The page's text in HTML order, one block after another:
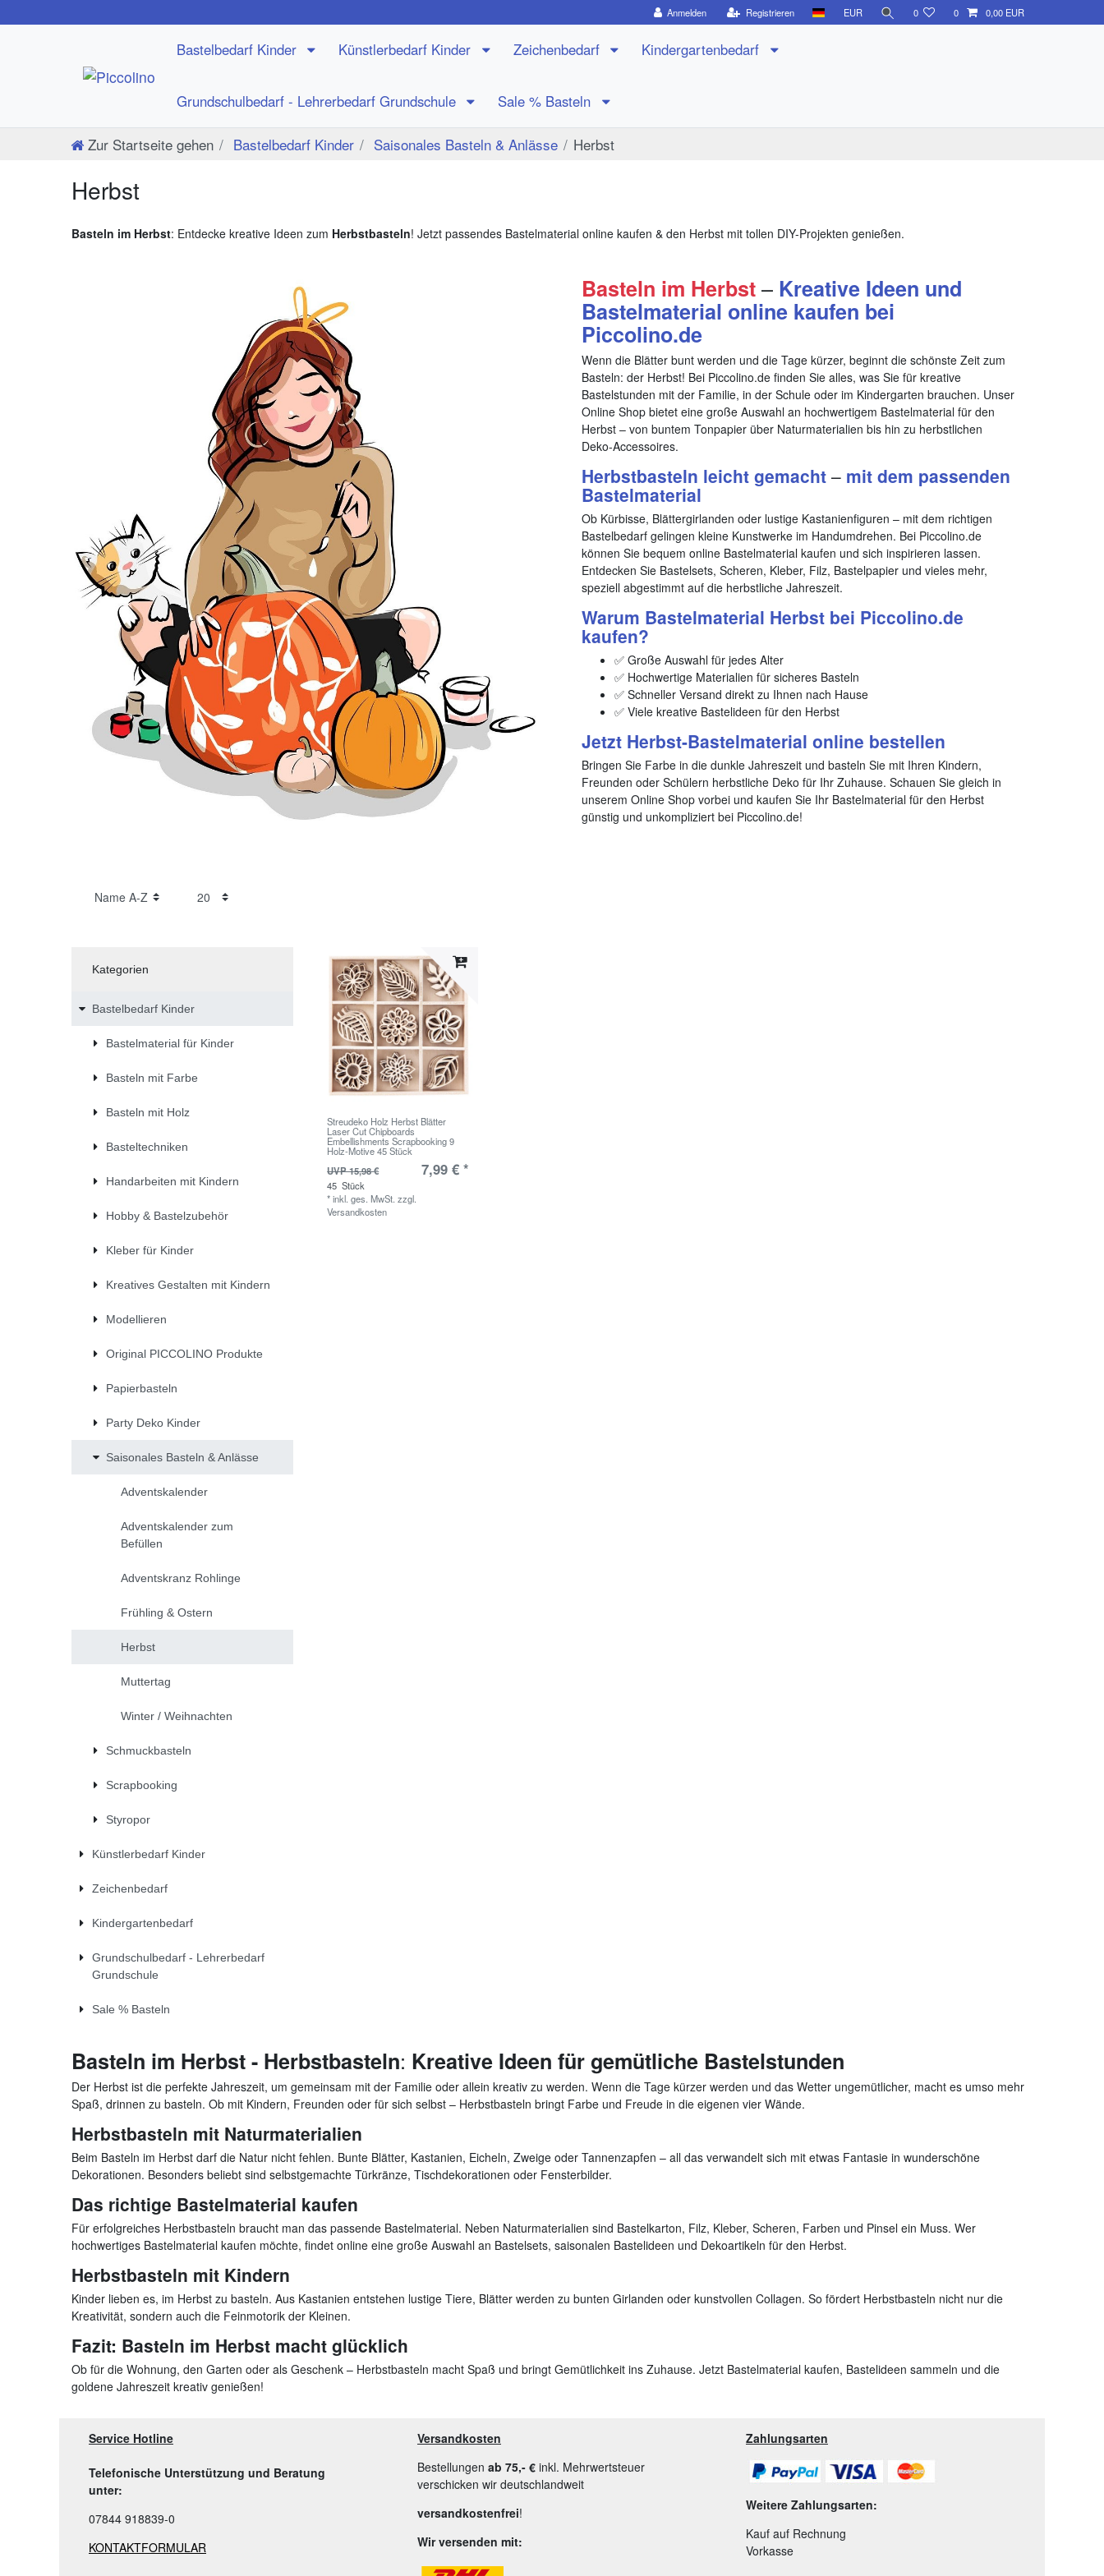
Anmelden Registrieren EUR 0 0 0,00 EUR
Bastelbedarf Kinder Künstlerbedarf Kinder Zeichenbedarf Kindergartenbedarf
Grundschulbedarf - Lehrerbedarf Grundschule Sale % Basteln
Zur Startseite gehen Bastelbedarf Kinder Saisonales Basteln & Anlässe Herbst
Herbst
Basteln im Herbst: Entdecke kreative Ideen zum Herbstbasteln! Jetzt passendes Bastelmaterial online kaufen & den Herbst mit tollen DIY-Projekten genießen.
Basteln im Herbst– Kreative Ideen und
Bastelmaterial online kaufen bei
Piccolino.de
Wenn die Blätter bunt werden und die Tage kürzer, beginnt die schönste Zeit zum
Basteln: der Herbst! Bei Piccolino.de finden Sie alles, was Sie für kreative
Bastelstunden mit der Familie, in der Schule oder im Kindergarten brauchen. Unser
Online Shop bietet eine große Auswahl an hochwertigem Bastelmaterial für den
Herbst – von buntem Tonpapier über Naturmaterialien bis hin zu herbstlichen
Deko-Accessoires.
Herbstbasteln leicht gemacht – mit dem passenden
Bastelmaterial
Ob Kürbisse, Blättergirlanden oder lustige Kastanienfiguren – mit dem richtigen
Bastelbedarf gelingen kleine Kunstwerke im Handumdrehen. Bei Piccolino.de
können Sie bequem online Bastelmaterial kaufen und sich inspirieren lassen.
Entdecken Sie Bastelsets, Scheren, Kleber, Filz, Bastelpapier und vieles mehr,
speziell abgestimmt auf die herbstliche Jahreszeit.
Warum Bastelmaterial Herbst bei Piccolino.de
kaufen?
✅ Große Auswahl für jedes Alter
✅ Hochwertige Materialien für sicheres Basteln
✅ Schneller Versand direkt zu Ihnen nach Hause
✅ Viele kreative Bastelideen für den Herbst
Jetzt Herbst-Bastelmaterial online bestellen
Bringen Sie Farbe in die dunkle Jahreszeit und basteln Sie mit Ihren Kindern,
Freunden oder Schülern herbstliche Deko für Ihr Zuhause. Schauen Sie gleich in
unserem Online Shop vorbei und kaufen Sie Ihr Bastelmaterial für den Herbst
günstig und unkompliziert bei Piccolino.de!
Kategorien
Bastelbedarf Kinder
Bastelmaterial für Kinder
Basteln mit Farbe
Basteln mit Holz
Basteltechniken
Handarbeiten mit Kindern
Hobby & Bastelzubehör
Kleber für Kinder
Kreatives Gestalten mit Kindern
Modellieren
Original PICCOLINO Produkte
Papierbasteln
Party Deko Kinder
Saisonales Basteln & Anlässe
Adventskalender
Adventskalender zum
Befüllen
Adventskranz Rohlinge
Frühling & Ostern
Herbst
Muttertag
Winter / Weihnachten
Schmuckbasteln
Scrapbooking
Styropor
Künstlerbedarf Kinder
Zeichenbedarf
Kindergartenbedarf
Grundschulbedarf - Lehrerbedarf
Grundschule
Sale % Basteln
Streudeko Holz Herbst Blätter
Laser Cut Chipboards
Embellishments Scrapbooking 9
Holz-Motive 45 Stück
UVP 15,98 €
7,99 € *
45 Stück
*inkl. ges. MwSt. zzgl.
Versandkosten
Basteln im Herbst - Herbstbasteln: Kreative Ideen für gemütliche Bastelstunden
Der Herbst ist die perfekte Jahreszeit, um gemeinsam mit der Familie oder allein kreativ zu werden. Wenn die Tage kürzer werden und das Wetter ungemütlicher, macht es umso mehr
Spaß, drinnen zu basteln. Ob mit Kindern, Freunden oder für sich selbst – Herbstbasteln bringt Farbe und Freude in die eigenen vier Wände.
Herbstbasteln mit Naturmaterialien
Beim Basteln im Herbst darf die Natur nicht fehlen. Bunte Blätter, Kastanien, Eicheln, Zweige oder Tannenzapfen – all das verwandelt sich mit etwas Fantasie in wunderschöne
Dekorationen. Besonders beliebt sind selbstgemachte Türkränze, Tischdekorationen oder Fensterbilder.
Das richtige Bastelmaterial kaufen
Für erfolgreiches Herbstbasteln braucht man das passende Bastelmaterial. Neben Naturmaterialien sind Bastelkarton, Filz, Kleber, Scheren, Farben und Pinsel ein Muss. Wer
hochwertiges Bastelmaterial kaufen möchte, findet online eine große Auswahl an Bastelsets, saisonalen Bastelideen und Dekoartikeln für den Herbst.
Herbstbasteln mit Kindern
Kinder lieben es, im Herbst zu basteln. Aus Kastanien entstehen lustige Tiere, Blätter werden zu bunten Girlanden oder kunstvollen Collagen. So fördert Herbstbasteln nicht nur die
Kreativität, sondern auch die Feinmotorik der Kleinen.
Fazit: Basteln im Herbst macht glücklich
Ob für die Wohnung, den Garten oder als Geschenk – Herbstbasteln macht Spaß und bringt Gemütlichkeit ins Zuhause. Jetzt Bastelmaterial kaufen, Bastelideen sammeln und die
goldene Jahreszeit kreativ genießen!
Service Hotline
Telefonische Unterstützung und Beratung
unter:
07844 918839-0
KONTAKTFORMULAR
Versandkosten
Bestellungen ab 75,- € inkl. Mehrwertsteuer
verschicken wir deutschlandweit
versandkostenfrei!
Wir versenden mit:
Zahlungsarten
Weitere Zahlungsarten:
Kauf auf Rechnung
Vorkasse